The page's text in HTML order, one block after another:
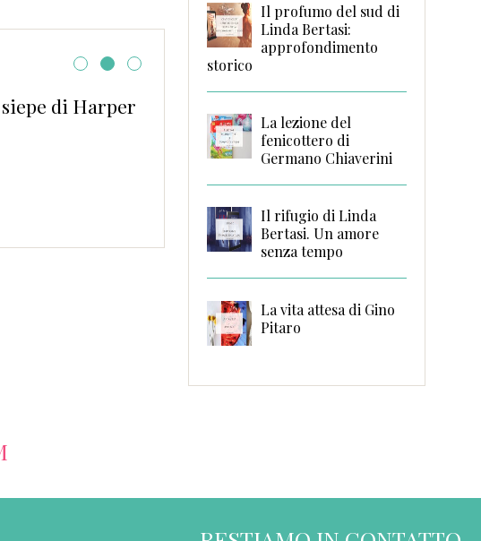
di Harper
Germano Chiaverini
Il profumo del sud di
Linda Bertasi:
approfondimento
storico
La lezione del
fenicottero di
Germano Chiaverini
Il rifugio di Linda
Bertasi. Un amore
senza tempo
La vita attesa di Gino
Pitaro